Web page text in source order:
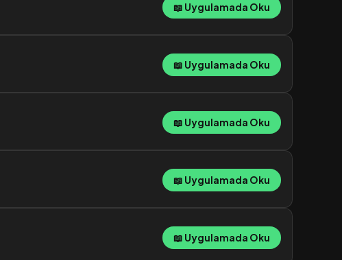
📖 Uygulamada Oku
📖 Uygulamada Oku
📖 Uygulamada Oku
📖 Uygulamada Oku
📖 Uygulamada Oku